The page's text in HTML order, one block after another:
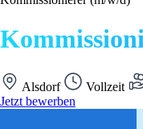
Alsdorf Vollzeit
Jetzt bewerben